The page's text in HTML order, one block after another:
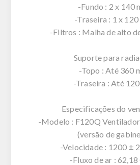
-Fundo : 2 x 140
-Traseira : 1 x 120
-Filtros : Malha de alto
Suporte para
-Topo : Até 360
-Traseira : Até
Especificações do
-Modelo : F120Q
(versão de
-Velocidade : 1200 ±
-Fluxo de ar :